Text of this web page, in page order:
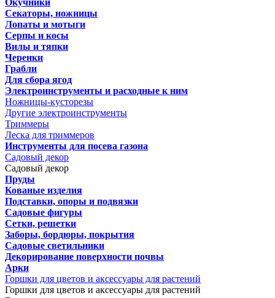
Окучники
Секаторы, ножницы
Лопаты и мотыги
Серпы и косы
Вилы и тяпки
Черенки
Грабли
Для сбора ягод
Электроинструменты и расходные к ним
Ножницы-кусторезы
Другие электроинструменты
Триммеры
Леска для триммеров
Инструменты для посева газона
Садовый декор
Садовый декор
Пруды
Кованые изделия
Подставки, опоры и подвязки
Садовые фигуры
Сетки, решетки
Заборы, бордюры, покрытия
Садовые светильники
Декорирование поверхности почвы
Арки
Горшки для цветов и аксессуары для растений
Горшки для цветов и аксессуары для растений